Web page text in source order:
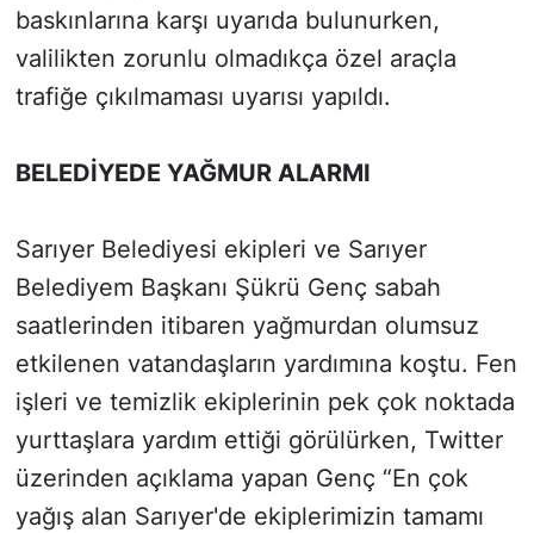
baskınlarına karşı uyarıda bulunurken,
valilikten zorunlu olmadıkça özel araçla
trafiğe çıkılmaması uyarısı yapıldı.
BELEDİYEDE YAĞMUR ALARMI
Sarıyer Belediyesi ekipleri ve Sarıyer
Belediyem Başkanı Şükrü Genç sabah
saatlerinden itibaren yağmurdan olumsuz
etkilenen vatandaşların yardımına koştu. Fen
işleri ve temizlik ekiplerinin pek çok noktada
yurttaşlara yardım ettiği görülürken, Twitter
üzerinden açıklama yapan Genç “En çok
yağış alan Sarıyer'de ekiplerimizin tamamı
YAŞAM